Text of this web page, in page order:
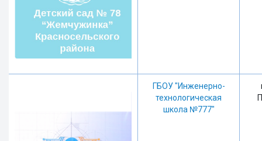
ГБОУ "Инженерно-
технологическая
школа №777"